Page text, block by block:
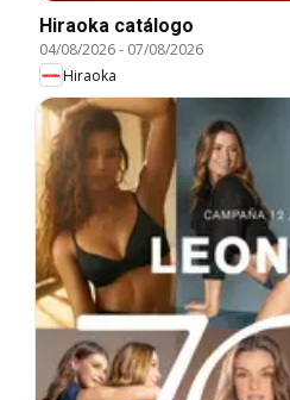
Hiraoka catálogo
04/08/2026- 07/08/2026
Hiraoka